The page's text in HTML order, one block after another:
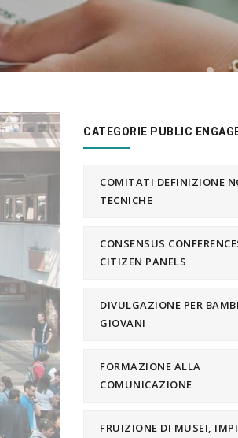
CATEGORIE PUBLIC
COMITATI DEFINIZIONE
TECNICHE
CONSENSUS
CITIZEN PANELS
DIVULGAZIONE PER
GIOVANI
FORMAZIONE ALLA
COMUNICAZIONE
FRUIZIONE DI MUSEI,